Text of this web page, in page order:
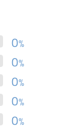
0%
0%
0%
0%
0%